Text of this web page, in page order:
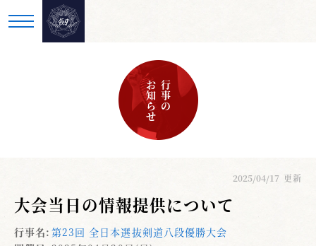
行事の
お知らせ
2025/04/17 更新
大会当日の情報提供について
行事名: 第23回 全日本選抜剣道八段優勝大会